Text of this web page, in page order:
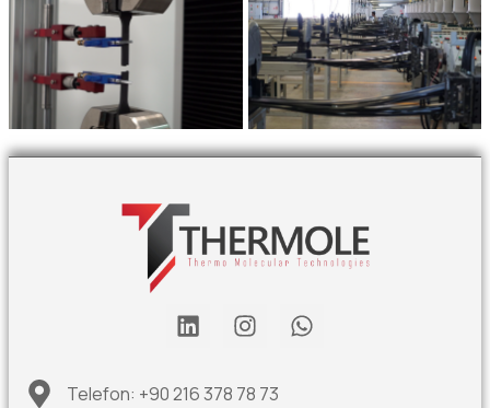
Telefon: +90 216 378 78 73